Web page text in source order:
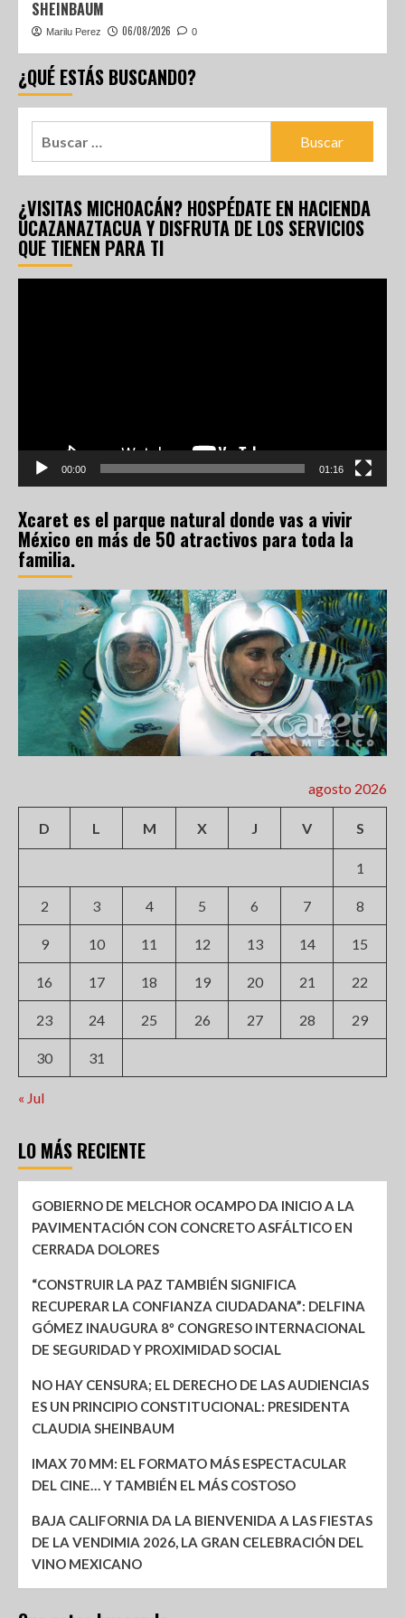
SHEINBAUM
Marilu Perez 06/08/2026 0
¿QUÉ ESTÁS BUSCANDO?
¿VISITAS MICHOACÁN? HOSPÉDATE EN HACIENDA
UCAZANAZTACUA Y DISFRUTA DE LOS SERVICIOS
QUE TIENEN PARA TI
00:00 01:16
Xcaret es el parque natural donde vas a vivir
México en más de 50 atractivos para toda la
familia.
agosto 2026
D L M X J V S
1
2 3 4 5 6 7 8
9 10 11 12 13 14 15
16 17 18 19 20 21 22
23 24 25 26 27 28 29
30 31
« Jul
LO MÁS RECIENTE
GOBIERNO DE MELCHOR OCAMPO DA INICIO A LA
PAVIMENTACIÓN CON CONCRETO ASFÁLTICO EN
CERRADA DOLORES
“CONSTRUIR LA PAZ TAMBIÉN SIGNIFICA
RECUPERAR LA CONFIANZA CIUDADANA”: DELFINA
GÓMEZ INAUGURA 8º CONGRESO INTERNACIONAL
DE SEGURIDAD Y PROXIMIDAD SOCIAL
NO HAY CENSURA; EL DERECHO DE LAS AUDIENCIAS
ES UN PRINCIPIO CONSTITUCIONAL: PRESIDENTA
CLAUDIA SHEINBAUM
IMAX 70 MM: EL FORMATO MÁS ESPECTACULAR
DEL CINE… Y TAMBIÉN EL MÁS COSTOSO
BAJA CALIFORNIA DA LA BIENVENIDA A LAS FIESTAS
DE LA VENDIMIA 2026, LA GRAN CELEBRACIÓN DEL
VINO MEXICANO